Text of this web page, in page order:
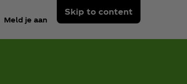
Skip to content
Meld je aan